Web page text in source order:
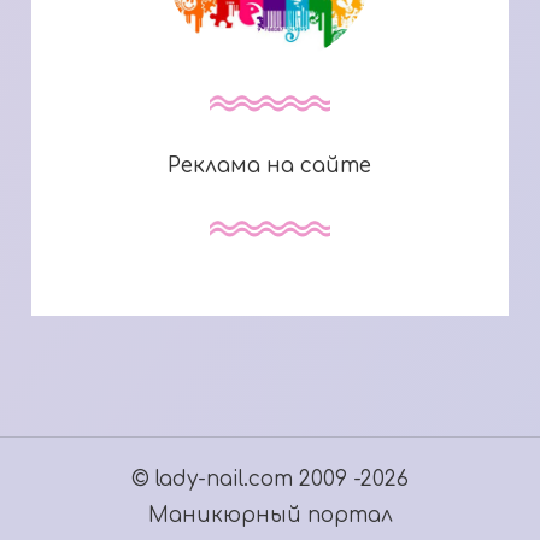
Реклама на сайте
© lady-nail.com 2009 -2026
Маникюрный портал